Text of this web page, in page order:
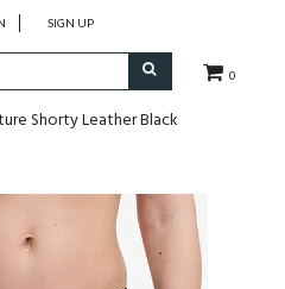
0
SIGN UP
Shorty Leather Black